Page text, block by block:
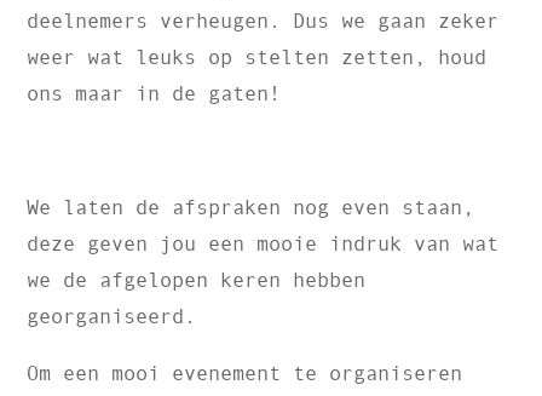
deelnemers verheugen. Dus we gaan zeker
weer wat leuks op stelten zetten, houd
ons maar in de gaten!
We laten de afspraken nog even staan,
deze geven jou een mooie indruk van wat
we de afgelopen keren hebben
georganiseerd.
Om een mooi evenement te organiseren